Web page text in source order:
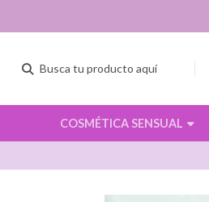
COSMÉTICA SENSUAL